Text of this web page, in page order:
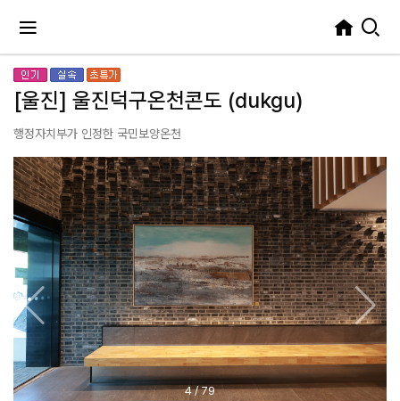
[울진] 울진덕구온천콘도 (dukgu)
행정자치부가 인정한 국민보양온천
4/79